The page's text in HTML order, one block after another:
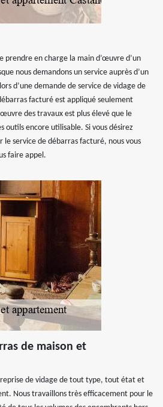
prendre en charge la main d’œuvre d’un
nous demandons un service auprès d’un
d’une demande de service de vidage de
facturé est appliqué seulement
des travaux est plus élevé que le
outils encore utilisable. Si vous désirez
le service de débarras facturé, nous vous
faire appel.
de maison et
de vidage de tout type, tout état et
Nous travaillons très efficacement pour le